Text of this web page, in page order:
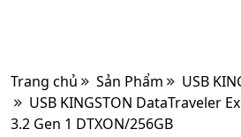
Trang chủ Sản Phẩm
USB
USB KINGSTON DataTraveler
3.2 Gen 1 DTXON/256GB